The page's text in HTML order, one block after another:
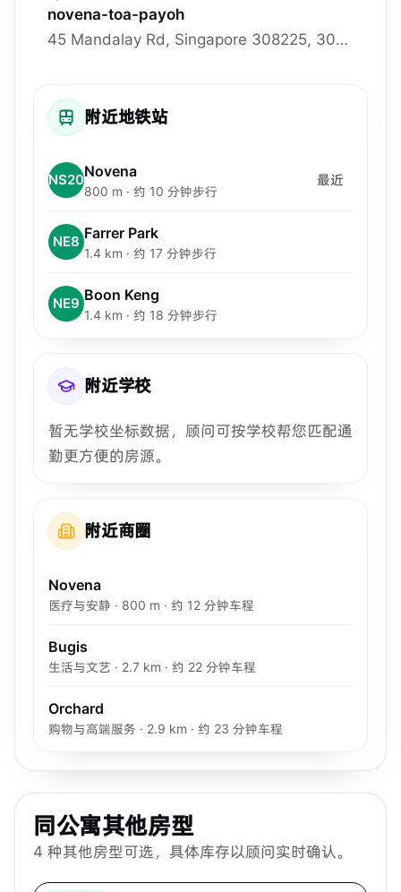
novena-toa-payoh
45 Mandalay Rd, Singapore 308225, 308225
附近地铁站
NS20Novena
800 m · 约 10 分钟步行
最近
NE8 Farrer Park
1.4 km · 约 17 分钟步行
NE9 Boon Keng
1.4 km · 约 18 分钟步行
附近学校
暂无学校坐标数据，顾问可按学校帮您匹配通
勤更方便的房源。
附近商圈
Novena
医疗与安静 · 800 m · 约 12 分钟车程
Bugis
生活与文艺 · 2.7 km · 约 22 分钟车程
Orchard
购物与高端服务 · 2.9 km · 约 23 分钟车程
同公寓其他房型
4 种其他房型可选，具体库存以顾问实时确认。
Hei Homes